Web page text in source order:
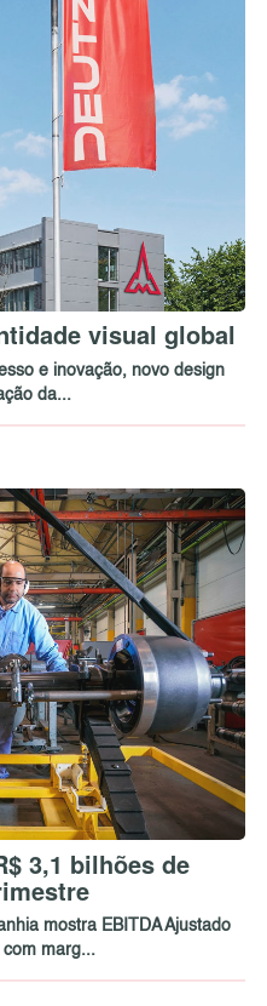
visual global
e inovação, novo design
da...
3,1 bilhões de
mostra EBITDA Ajustado
marg...